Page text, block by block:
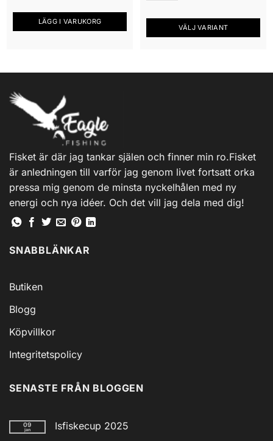
LÄGG I VARUKORG
VÄLJ VARIANT
kan
väljas
på
produktsidan
Fisket är där jag tankar själen och finner min ro.Fisket
är anledningen till varför jag genom livet fortsatt orka
pressa mig genom de minsta nyckelhålen med ny
energi och nya idéer. Och det vill jag dela med dig!
SNABBLÄNKAR
Butiken
Blogg
Köpvillkor
Integritetspolicy
SENASTE FRÅN BLOGGEN
09
jan Isfiskecup 2025